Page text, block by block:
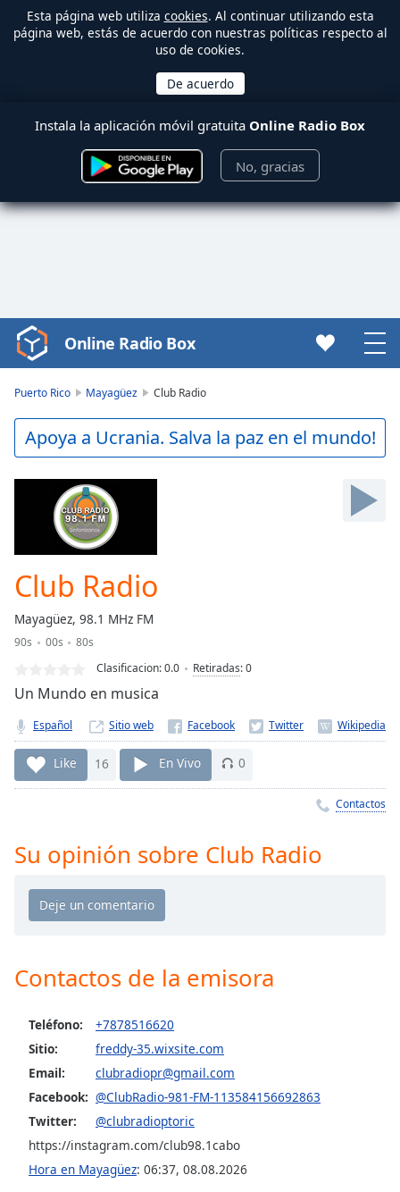
Esta página web utiliza cookies. Al continuar utilizando esta
página web, estás de acuerdo con nuestras políticas respecto al
uso de cookies.
Instala la aplicación móvil gratuita Online Radio Box
No, gracias
Video
Player
Play
Video
Backward
Mute
Current
Time 0:00
Duration
-:-
Loaded:
Stream
Seek to
live,
currently
behind
liveLIVE
Playback
Rate
Chapters
Descriptions
descriptions
off,
selected
Subtitles
subtitles
settings,
Online Radio Box
Puerto Rico Mayagüez Club Radio
Apoya a Ucrania. Salva la paz en el mundo!
Club Radio
Mayagüez, 98.1 MHz FM
90s 00s
80s
Clasificacion:0.0 Retiradas:0
Un Mundo en musica
Español Sitio web
Like 16 En Vivo 0
Contactos
Su opinión sobre Club Radio
Contactos de la emisora
Teléfono:
+7878516620
Sitio:
freddy-35.wixsite.com
Email:
clubradiopr@gmail.com
Facebook: @ClubRadio-981-FM-113584156692863
Twitter:
@clubradioptoric
https://instagram.com/club98.1cabo
Hora en Mayagüez: 06:37, 08.08.2026